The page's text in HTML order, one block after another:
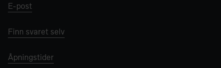
E-post
Finn svaret selv
Åpningstider